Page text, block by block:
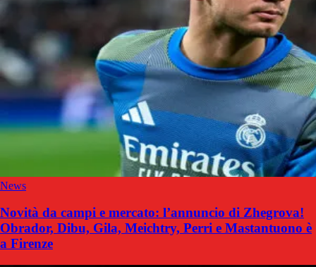
News
Novità da campi e mercato: l’annuncio di Zhegrova!
Obrador, Dibu, Gila, Meichtry, Perri e Mastantuono è
a Firenze